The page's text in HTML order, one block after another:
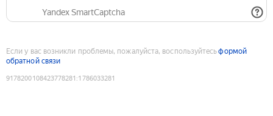
Yandex SmartCaptcha
Если у вас возникли проблемы, пожалуйста, воспользуйтесьформой
обратной связи
9178200108423778281 :1786033281